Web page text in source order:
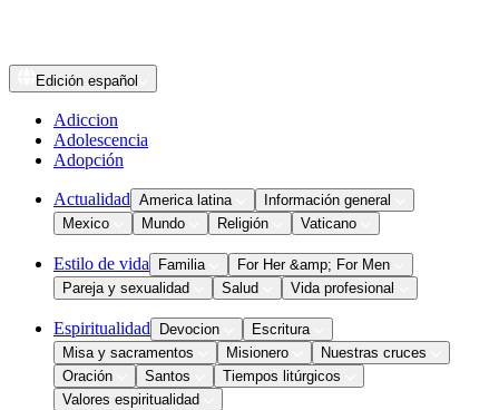
Edición español
Adiccion
Adolescencia
Adopción
Actualidad America latina
Información general
Mexico
Mundo Religión Vaticano
Estilo de vida Familia
For Her &amp; For Men
Pareja y sexualidad
Salud Vida profesional
Espiritualidad Devocion
Escritura
Misa y sacramentos
Misionero
Nuestras cruces
Oración
Santos
Tiempos litúrgicos
Valores espiritualidad